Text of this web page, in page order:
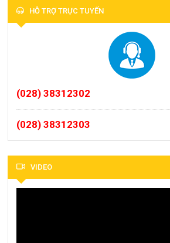
HỖ TRỢ TRỰC TUYẾN
(028) 38312302
(028) 38312303
VIDEO